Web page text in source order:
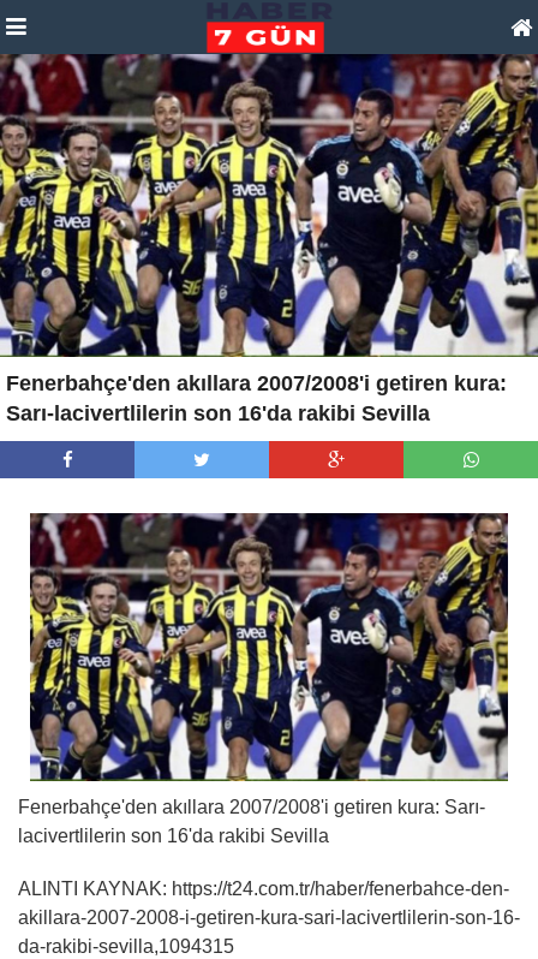
Fenerbahçe'den akıllara 2007/2008'i getiren kura:
Sarı-lacivertlilerin son 16'da rakibi Sevilla
Fenerbahçe'den akıllara 2007/2008'i getiren kura: Sarı-
lacivertlilerin son 16'da rakibi Sevilla
ALINTI KAYNAK: https://t24.com.tr/haber/fenerbahce-den-
akillara-2007-2008-i-getiren-kura-sari-lacivertlilerin-son-16-
da-rakibi-sevilla,1094315